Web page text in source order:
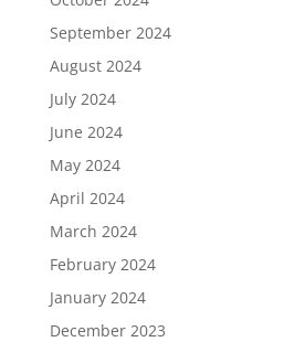
September 2024
August 2024
July 2024
June 2024
May 2024
April 2024
March 2024
February 2024
January 2024
December 2023